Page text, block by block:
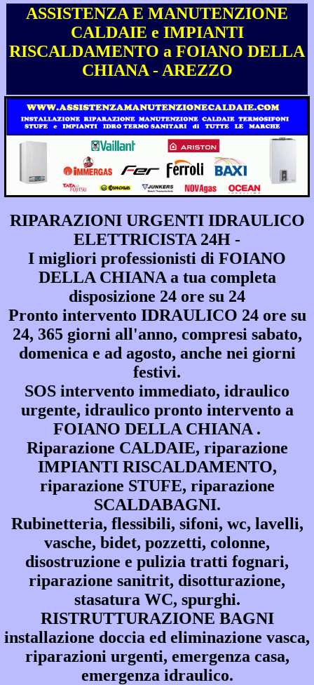
ASSISTENZA E MANUTENZIONE
CALDAIE e IMPIANTI
RISCALDAMENTO a FOIANO DELLA
CHIANA - AREZZO
RIPARAZIONI URGENTI IDRAULICO
ELETTRICISTA 24H -
I migliori professionisti di FOIANO
DELLA CHIANA a tua completa
disposizione 24 ore su 24
Pronto intervento IDRAULICO 24 ore su
24, 365 giorni all'anno, compresi sabato,
domenica e ad agosto, anche nei giorni
festivi.
SOS intervento immediato, idraulico
urgente, idraulico pronto intervento a
FOIANO DELLA CHIANA .
Riparazione CALDAIE, riparazione
IMPIANTI RISCALDAMENTO,
riparazione STUFE, riparazione
SCALDABAGNI.
Rubinetteria, flessibili, sifoni, wc, lavelli,
vasche, bidet, pozzetti, colonne,
disostruzione e pulizia tratti fognari,
riparazione sanitrit, disotturazione,
stasatura WC, spurghi.
RISTRUTTURAZIONE BAGNI
installazione doccia ed eliminazione vasca,
riparazioni urgenti, emergenza casa,
emergenza idraulico.